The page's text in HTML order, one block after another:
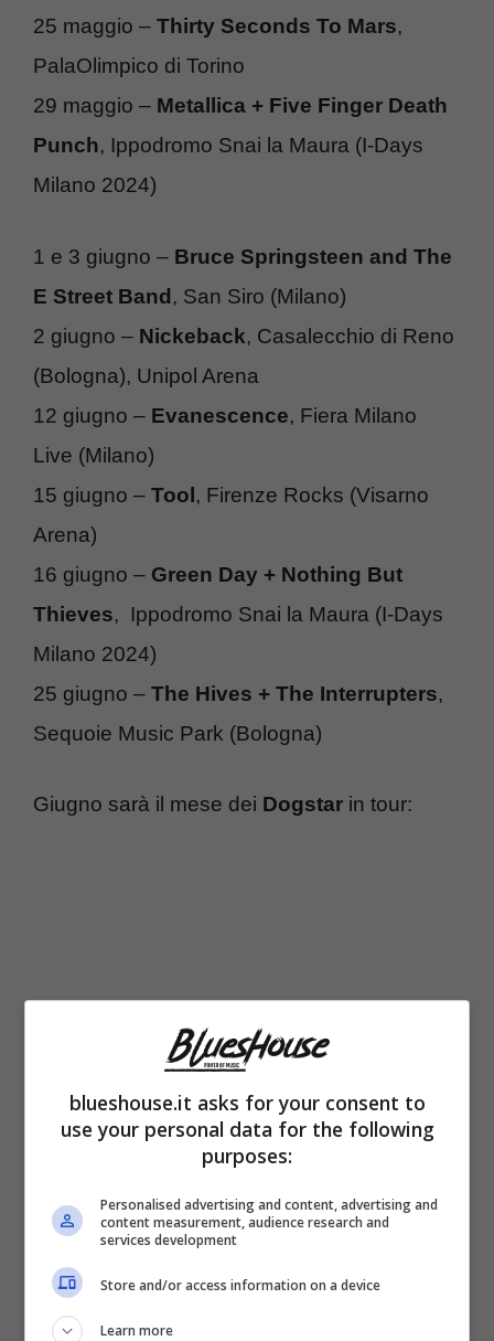
25 maggio – Thirty Seconds To Mars,
PalaOlimpico di Torino
29 maggio – Metallica + Five Finger Death
Punch, Ippodromo Snai la Maura (I-Days
Milano 2024)
1 e 3 giugno – Bruce Springsteen and The
E Street Band, San Siro (Milano)
2 giugno – Nickeback, Casalecchio di Reno
(Bologna), Unipol Arena
12 giugno – Evanescence, Fiera Milano
Live (Milano)
15 giugno – Tool, Firenze Rocks (Visarno
Arena)
16 giugno – Green Day + Nothing But
Thieves, Ippodromo Snai la Maura (I-Days
Milano 2024)
25 giugno – The Hives + The Interrupters,
Sequoie Music Park (Bologna)
Giugno sarà il mese dei Dogstar in tour:
23 giugno: Gardone Riviera (Brescia) –
Anfiteatro del Vittoriale degli Italiani (Festival
del Vittoriale Tener-a-mente)
24 giugno: Udine – Castello di Udine
29 giugno: Bologna – Bonsai Garden
blueshouse.it asks for your consent to
use your personal data for the following
purposes:
Personalised advertising and content, advertising and
content measurement, audience research and
services development
Store and/or access information on a device
Learn more